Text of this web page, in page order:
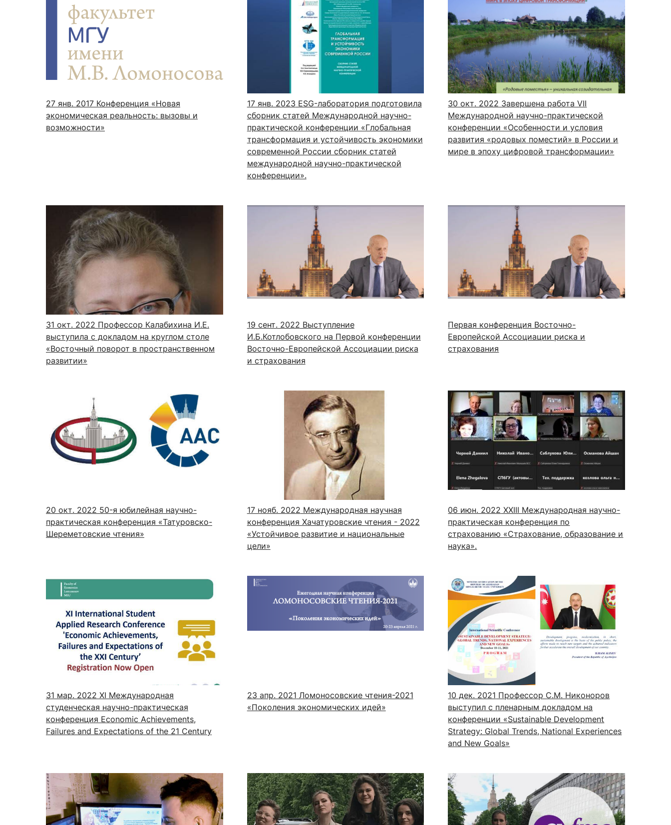
27 янв. 2017 Конференция «Новая
экономическая реальность: вызовы и
возможности»
17 янв. 2023 ESG-лаборатория подготовила
сборник статей Международной научно-
практической конференции «Глобальная
трансформация и устойчивость экономики
современной России сборник статей
международной научно-практической
конференции».
30 окт. 2022 Завершена работа VII
Международной научно-практической
конференции «Особенности и условия
развития «родовых поместий» в России и
мире в эпоху цифровой трансформации»
31 окт. 2022 Профессор Калабихина И.Е.
выступила с докладом на круглом столе
«Восточный поворот в пространственном
развитии»
19 сент. 2022 Выступление
И.Б.Котлобовского на Первой конференции
Восточно-Европейской Ассоциации риска
и страхования
Первая конференция Восточно-
Европейской Ассоциации риска и
страхования
20 окт. 2022 50-я юбилейная научно-
практическая конференция «Татуровско-
Шереметовские чтения»
17 нояб. 2022 Международная научная
конференция Хачатуровские чтения - 2022
«Устойчивое развитие и национальные
цели»
06 июн. 2022 XXIII Международная научно-
практическая конференция по
страхованию «Страхование, образование и
наука».
31 мар. 2022 ХI Международная
студенческая научно-практическая
конференция Economic Achievements,
Failures and Expectations of the 21 Century
23 апр. 2021 Ломоносовские чтения-2021
«Поколения экономических идей»
10 дек. 2021 Профессор С.М. Никоноров
выступил с пленарным докладом на
конференции «Sustainable Development
Strategy: Global Trends, National Experiences
and New Goals»